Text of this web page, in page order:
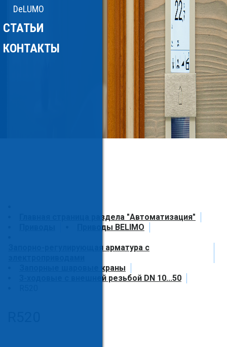
DeLUMO
СТАТЬИ
КОНТАКТЫ
Главная страница раздела "Автоматизация"
Приводы BELIMO
Запорно-регулирующая арматура с
Запорные шаровые краны
3-ходовые с внешней резьбой DN 10...50